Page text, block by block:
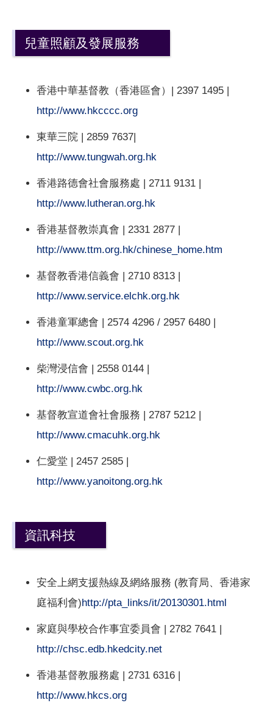
兒童照顧及發展服務
香港中華基督教（香港區會）| 2397 1495 |
http://www.hkcccc.org
東華三院 | 2859 7637|
http://www.tungwah.org.hk
香港路德會社會服務處 | 2711 9131 |
http://www.lutheran.org.hk
香港基督教崇真會 | 2331 2877 |
http://www.ttm.org.hk/chinese_home.htm
基督教香港信義會 | 2710 8313 |
http://www.service.elchk.org.hk
香港童軍總會 | 2574 4296 / 2957 6480 |
http://www.scout.org.hk
柴灣浸信會 | 2558 0144 |
http://www.cwbc.org.hk
基督教宣道會社會服務 | 2787 5212 |
http://www.cmacuhk.org.hk
仁愛堂 | 2457 2585 |
http://www.yanoitong.org.hk
資訊科技
安全上網支援熱線及網絡服務 (教育局、香港家
庭福利會)http://pta_links/it/20130301.html
家庭與學校合作事宜委員會 | 2782 7641 |
http://chsc.edb.hkedcity.net
香港基督教服務處 | 2731 6316 |
http://www.hkcs.org